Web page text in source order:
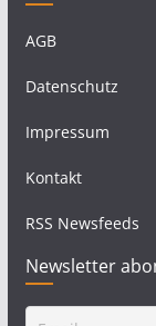
AGB
Datenschutz
Impressum
Kontakt
RSS Newsfeeds
Newsletter